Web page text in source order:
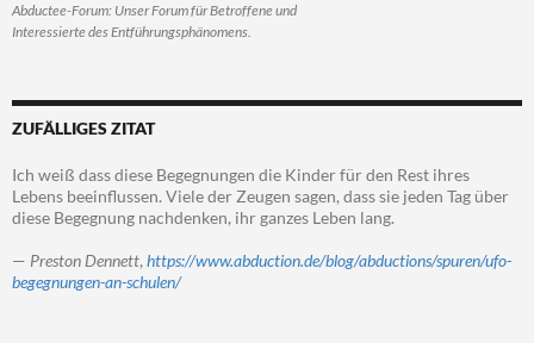
Abductee-Forum: Unser Forum für Betroffene und
Interessierte des Entführungsphänomens.
ZUFÄLLIGES ZITAT
Ich weiß dass diese Begegnungen die Kinder für den Rest ihres
Lebens beeinflussen. Viele der Zeugen sagen, dass sie jeden Tag über
diese Begegnung nachdenken, ihr ganzes Leben lang.
— Preston Dennett, https://www.abduction.de/blog/abductions/spuren/ufo-
begegnungen-an-schulen/